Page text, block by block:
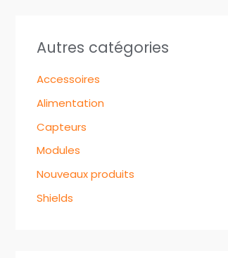
Autres catégories
Accessoires
Alimentation
Capteurs
Modules
Nouveaux produits
Shields